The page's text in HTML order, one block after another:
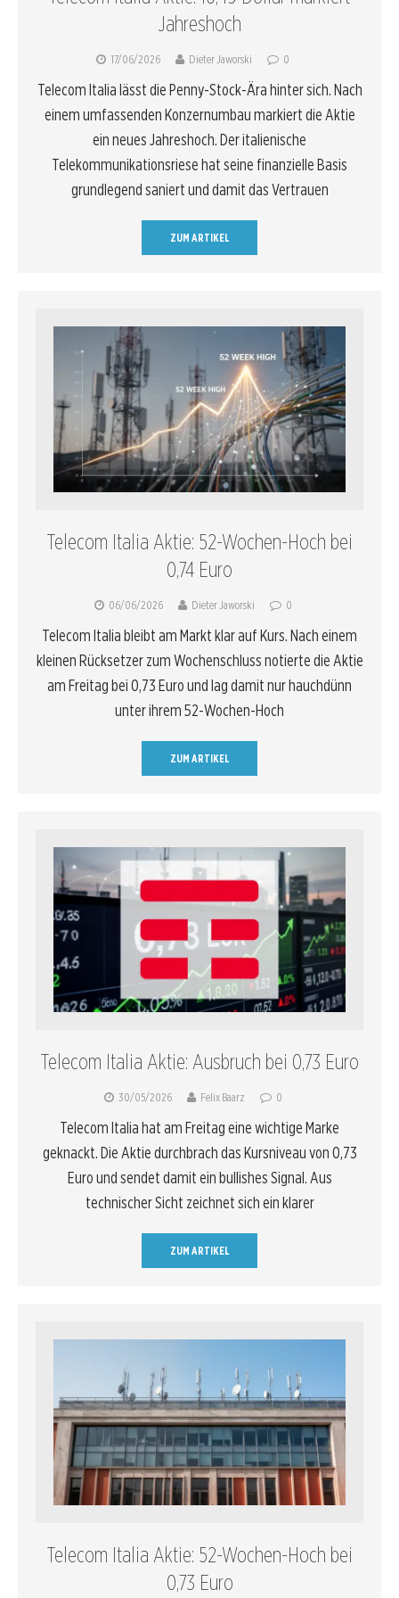
Jahreshoch
17/06/2026 Dieter Jaworski 0
Telecom Italia lässt die Penny-Stock-Ära hinter sich. Nach
einem umfassenden Konzernumbau markiert die Aktie
ein neues Jahreshoch. Der italienische
Telekommunikationsriese hat seine finanzielle Basis
grundlegend saniert und damit das Vertrauen
ZUM ARTIKEL
Telecom Italia Aktie: 52-Wochen-Hoch bei
0,74 Euro
06/06/2026 Dieter Jaworski 0
Telecom Italia bleibt am Markt klar auf Kurs. Nach einem
kleinen Rücksetzer zum Wochenschluss notierte die Aktie
am Freitag bei 0,73 Euro und lag damit nur hauchdünn
unter ihrem 52-Wochen-Hoch
ZUM ARTIKEL
Telecom Italia Aktie: Ausbruch bei 0,73 Euro
30/05/2026 Felix Baarz 0
Telecom Italia hat am Freitag eine wichtige Marke
geknackt. Die Aktie durchbrach das Kursniveau von 0,73
Euro und sendet damit ein bullishes Signal. Aus
technischer Sicht zeichnet sich ein klarer
ZUM ARTIKEL
Telecom Italia Aktie: 52-Wochen-Hoch bei
0,73 Euro